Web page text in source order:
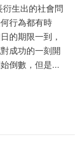
生出的社會問
行為都有時
的期限一到，
成功的一刻開
倒數，但是...